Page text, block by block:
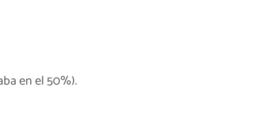
en el 50%).